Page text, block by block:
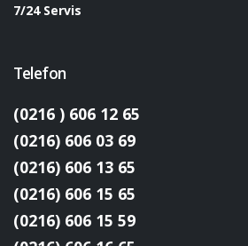
7/24 Servis
Telefon
(0216 ) 606 12 65
(0216) 606 03 69
(0216) 606 13 65
(0216) 606 15 65
(0216) 606 15 59